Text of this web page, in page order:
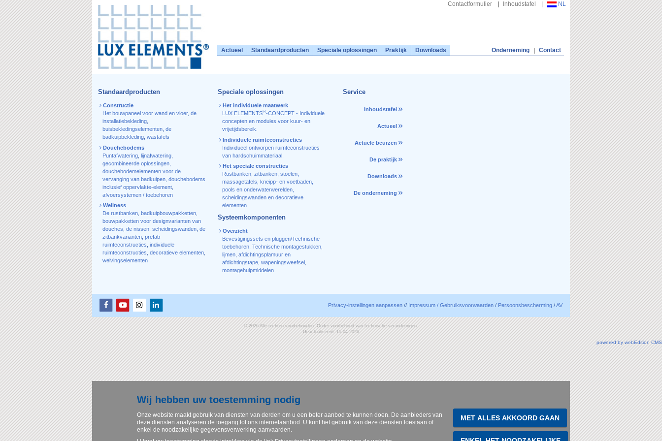
Contactformulier Inhoudstafel NL
Actueel Standaardproducten Speciale oplossingen Praktijk Downloads Onderneming Contact
Standaardproducten
Constructie
Het bouwpaneel voor wand en vloer, de
installatiebekleding
buisbekledingselementen de
badkuipbekleding wastafels
Douchebodems
Puntafwatering lijnafwatering
gecombineerde oplossingen
douchebodemelementen voor de
vervanging van badkuipen douchebodems
inclusief oppervlakte-element
afvoersystemen / toebehoren
Wellness
De rustbanken badkuipbouwpakketten
bouwpakketten voor designvarianten van
douches de nissen scheidingswanden de
zitbankvarianten prefab
ruimteconstructies individuele
ruimteconstructies decoratieve elementen
welvingselementen
Speciale oplossingen
Het individuele maatwerk
LUX ELEMENTS®-CONCEPT - Individuele
concepten en modules voor kuur- en
vrijetijdsbereik.
Individuele ruimteconstructies
Individueel ontworpen ruimteconstructies
van hardschuimmateriaal.
Het speciale constructies
Rustbanken, zitbanken, stoelen,
massagetafels, kneipp- en voetbaden,
pools en onderwaterwerelden,
scheidingswanden en decoratieve
elementen
Systeemkomponenten
Overzicht
Bevestigingssets en pluggen/Technische
toebehoren, Technische montagestukken,
lijmen, afdichtingsplamuur en
afdichtingstape, wapeningsweefsel
montagehulpmiddelen
Service
Inhoudstafel
Actueel
Actuele beurzen
De praktijk
Downloads
De onderneming
Privacy-instellingen aanpassen // Impressum / Gebruiksvoorwaarden / Persoonsbescherming /AV
© 2026 Alle rechten voorbehouden. Onder voorbehoud van technische veranderingen.
Geactualiseerd: 15.04.2026
Wij hebben uw toestemming nodig
Onze website maakt gebruik van diensten van derden om u een beter aanbod te kunnen doen. De aanbieders van
deze diensten analyseren de toegang tot ons internetaanbod. U kunt het gebruik van deze diensten toestaan of
enkel de noodzakelijke gegevensverwerking aanvaarden.
MET ALLES AKKOORD GAAN
powered by webEdition CMS